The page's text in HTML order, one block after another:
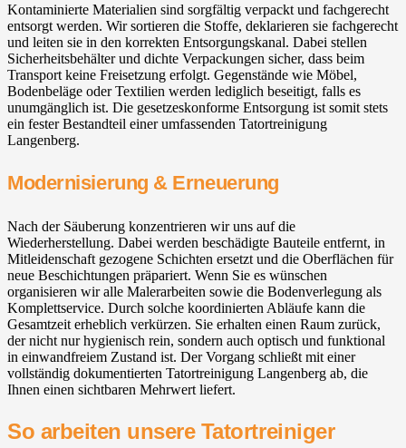
Kontaminierte Materialien sind sorgfältig verpackt und fachgerecht
entsorgt werden. Wir sortieren die Stoffe, deklarieren sie fachgerecht
und leiten sie in den korrekten Entsorgungskanal. Dabei stellen
Sicherheitsbehälter und dichte Verpackungen sicher, dass beim
Transport keine Freisetzung erfolgt. Gegenstände wie Möbel,
Bodenbeläge oder Textilien werden lediglich beseitigt, falls es
unumgänglich ist. Die gesetzeskonforme Entsorgung ist somit stets
ein fester Bestandteil einer umfassenden Tatortreinigung
Langenberg.
Modernisierung & Erneuerung
Nach der Säuberung konzentrieren wir uns auf die
Wiederherstellung. Dabei werden beschädigte Bauteile entfernt, in
Mitleidenschaft gezogene Schichten ersetzt und die Oberflächen für
neue Beschichtungen präpariert. Wenn Sie es wünschen
organisieren wir alle Malerarbeiten sowie die Bodenverlegung als
Komplettservice. Durch solche koordinierten Abläufe kann die
Gesamtzeit erheblich verkürzen. Sie erhalten einen Raum zurück,
der nicht nur hygienisch rein, sondern auch optisch und funktional
in einwandfreiem Zustand ist. Der Vorgang schließt mit einer
vollständig dokumentierten Tatortreinigung Langenberg ab, die
Ihnen einen sichtbaren Mehrwert liefert.
So arbeiten unsere Tatortreiniger